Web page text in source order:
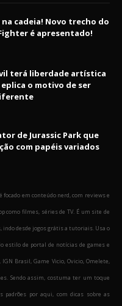
na cadeia! Novo trecho do
é apresentado!
terá liberdade artística
o motivo de ser
de Jurassic Park que
com papéis variados
focado em conteúdo nerd, com reviews e
como filmes, séries de TV. É um site de
desde jogos grátis a tutoriais. Usa o
estilo de portal de notícias de games e
Brasil, Game Vicio, Ovicio, Omelete,
Sendo assim, costuma ter um toque
padrões por aqui, com dicas sobre as